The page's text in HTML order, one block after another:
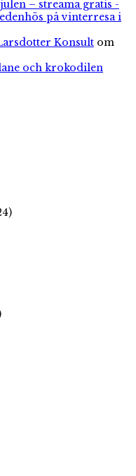
– streama gratis -
på vinterresa i
Konsult om
och krokodilen